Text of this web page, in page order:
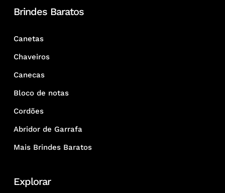
Brindes Baratos
Canetas
Chaveiros
Canecas
Bloco de notas
Cordões
Abridor de Garrafa
Mais Brindes Baratos
Explorar